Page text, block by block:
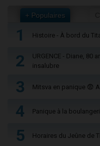
+ Populaires
1 Histoire - À bord du
2
URGENCE - Diane, 80
insalubre
3 Mitsva en panique 😨
4 Panique à la
5 Horaires du Jeûne de